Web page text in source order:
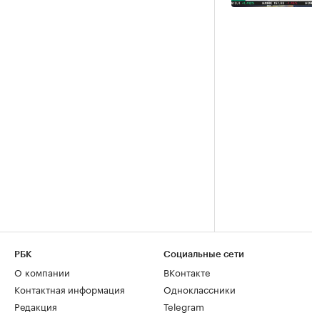
РБК
О компании
Контактная информация
Редакция
Социальные сети
ВКонтакте
Одноклассники
Telegram